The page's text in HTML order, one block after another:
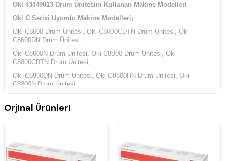
Oki 43449013 Drum Ünitesini Kullanan Makine Modelleri
Oki C Serisi Uyumlu Makine Modelleri;
Oki C8600 Drum Ünitesi, Oki C8600CDTN Drum Ünitesi, Oki
C8600DN Drum Ünitesi,
Oki C8600N Drum Ünitesi, Oki C8800 Drum Ünitesi, Oki
C8800CDTN Drum Ünitesi,
Oki C8800DN Drum Ünitesi, Oki C8800HN Drum Ünitesi, Oki
C8800N Drum Ünitesi,
Orjinal Ürünleri